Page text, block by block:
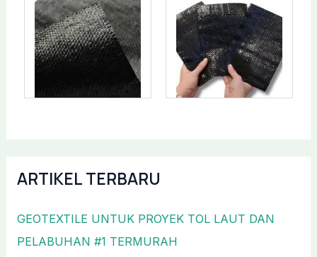
ARTIKEL TERBARU
GEOTEXTILE UNTUK PROYEK TOL LAUT DAN
PELABUHAN #1 TERMURAH